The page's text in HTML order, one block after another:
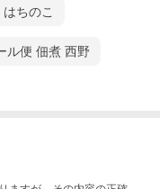
はちのこ
ル便 佃煮 西野